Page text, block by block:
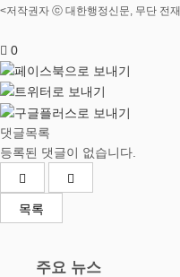
<저작권자 ⓒ 대한행정신문, 무단 전
0
댓글목록
등록된 댓글이 없습니다.
목록
주요 뉴스